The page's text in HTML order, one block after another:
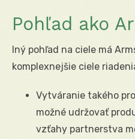
Pohľad ako
Iný pohľad na ciele má
komplexnejšie ciele
Vytváranie takého
možné udržovať
vzťahy partnerstva